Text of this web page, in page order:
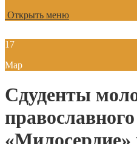
Открыть меню
17
Мар
Сдуденты